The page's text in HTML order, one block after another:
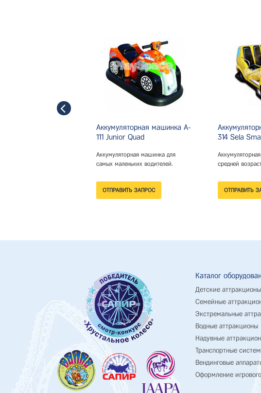
Аккумуляторная машинка A-
111 Junior Quad
Аккумуляторная машинка для
самых маленьких водителей.
314 Sela
средней
Каталог
Детские аттракционы
Семейные
Экстремальные
Водные аттракционы
Надувные
Транспортные
Вендинговые
Оформление